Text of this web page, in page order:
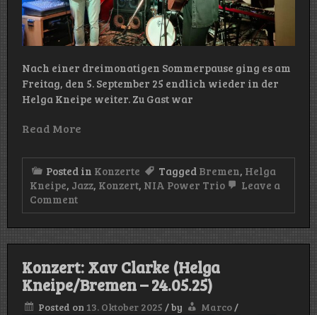
Nach einer dreimonatigen Sommerpause ging es am
Freitag, den 5. September 25 endlich wieder in der
Helga Kneipe weiter. Zu Gast war
Read More
Posted in Konzerte Tagged Bremen, Helga
Kneipe, Jazz, Konzert, NIA Power Trio
Leave a
Commenton
Konzert:
Trio
Kneipe/Bremen
–
05.09.25)
Konzert: Xav Clarke (Helga
Kneipe/Bremen – 24.05.25)
Posted on 13. Oktober 2025 /by Marco/